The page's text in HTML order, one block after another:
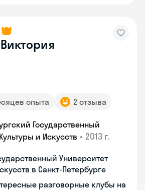
Виктория
опыта 2 отзыва
Государственный
и Искусств • 2013 г.
Университет
в Санкт-Петербурге
разговорные клубы на